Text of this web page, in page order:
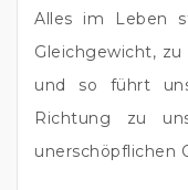
Alles im Leben
Gleichgewicht,
und so führt
Richtung zu
unerschöpflichen